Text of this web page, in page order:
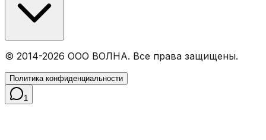
© 2014-2026 ООО ВОЛНА. Все права защищены.
Политика конфиденциальности
1